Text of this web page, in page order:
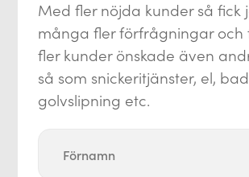
Med fler nöjda kunder så fick
många fler förfrågningar och
fler kunder önskade även
så som snickeritjänster, el,
golvslipning etc.